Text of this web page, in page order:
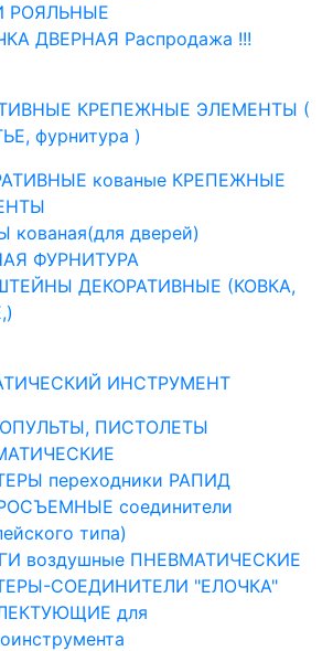
РОЯЛЬНЫЕ
ДВЕРНАЯ Распродажа !!!
КРЕПЕЖНЫЕ ЭЛЕМЕНТЫ (
фурнитура )
кованые КРЕПЕЖНЫЕ
дверей)
ФУРНИТУРА
ДЕКОРАТИВНЫЕ (КОВКА,
ИНСТРУМЕНТ
ПИСТОЛЕТЫ
переходники РАПИД
соединители
типа)
воздушные ПНЕВМАТИЧЕСКИЕ
СОЕДИНИТЕЛИ "ЕЛОЧКА"
для